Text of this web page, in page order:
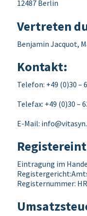
12487 Berlin
Vertreten
Benjamin Jacquot,
Kontakt:
Telefon: +49 (0)30 –
Telefax: +49 (0)30 –
E-Mail:
Eintragung im
Registernummer: